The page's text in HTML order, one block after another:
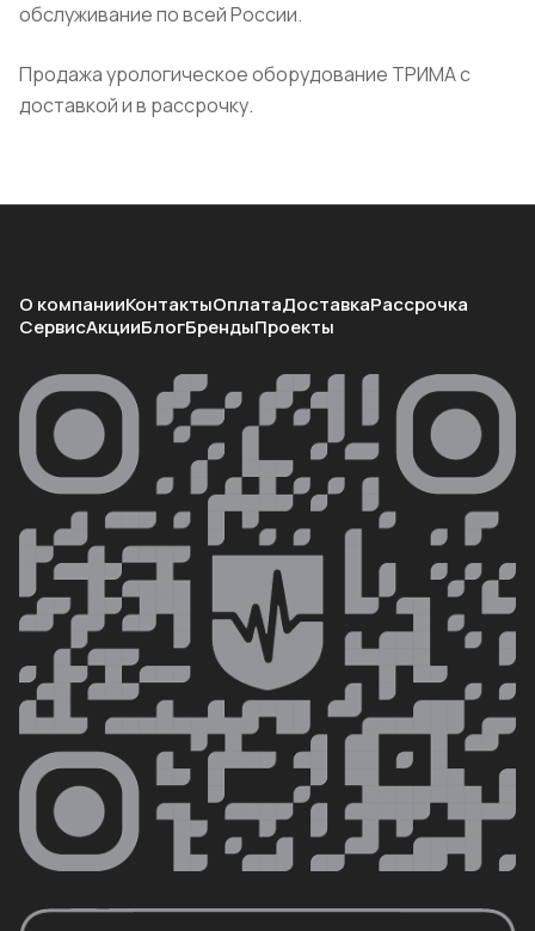
обслуживание по всей России.
Продажа урологическое оборудование ТРИМА с
доставкой и в рассрочку.
О компанииКонтактыОплатаДоставкаРассрочка
СервисАкцииБлогБрендыПроекты